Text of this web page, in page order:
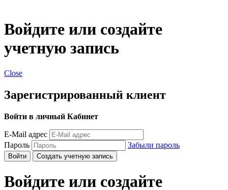
Войдите или создайте
учетную запись
Close
Зарегистрированный клиент
Войти в личный Кабинет
E-Mail адрес
Пароль
Забыли пароль
Войти Создать учетную запись
Войдите или создайте